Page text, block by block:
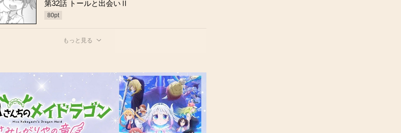
第32話 トールと出会いⅡ
80pt
もっと見る